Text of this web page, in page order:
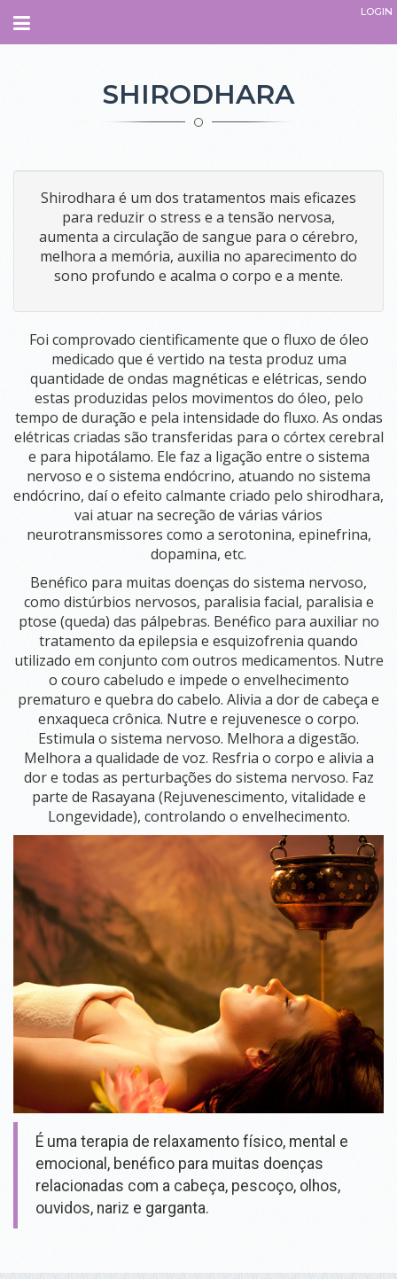
Navegação
LOGIN
PARCEIROS
EQUIPE
ADMINISTRATIVO
INSTRUTORES
PROFESSORES
COLABORADORES
COMO CHEGAR
CURSOS
&
EVENTOS
CURSOS DE FORMAÇÃO
RETIRO
UBATUBA
RETIRO ESPECIALIDADE E SAÚDE DA MULHER
RETIRO AUTOCUIDADO
RETIRO MENOPAUSA
RETIRO SAÚDE MENTAL
DETOX PARA MULHERES (PANCHAKARMA)
WORKSHOPS E OFICINAS
OFICINA PRESECIAL DE YOGATERAPIA HORMONAL
GESTAÇÃO EMPODERADA
CURSO BELEZA E AYURVEDA EM TODAS AS FASES DA VIDA
7 DIAS COM AYURVEDA
OFICINA CULINÁRIA AYURVÉDICA: LANCHINHOS DA
AGENDA CURSOS E EVENTOS
SALAS
SALA COMUM
SALA SHAKTI
SALA DEVI (TÉRREA)
SALA SARASWATI (PISO SUPERIOR)
SALA GANESHA (PISO SUPERIOR)
SALA PSICOLOGIA
LOJA
CONTATO
BEM-
ESTAR
VISUALIZAÇÃO SISTÊMICA
SHIRODHARA
Shirodhara é um dos tratamentos mais eficazes
para reduzir o stress e a tensão nervosa,
aumenta a circulação de sangue para o cérebro,
melhora a memória, auxilia no aparecimento do
sono profundo e acalma o corpo e a mente.
Foi comprovado cientificamente que o fluxo de óleo
medicado que é vertido na testa produz uma
quantidade de ondas magnéticas e elétricas, sendo
estas produzidas pelos movimentos do óleo, pelo
tempo de duração e pela intensidade do fluxo. As ondas
elétricas criadas são transferidas para o córtex cerebral
e para hipotálamo. Ele faz a ligação entre o sistema
nervoso e o sistema endócrino, atuando no sistema
endócrino, daí o efeito calmante criado pelo shirodhara,
vai atuar na secreção de várias vários
neurotransmissores como a serotonina, epinefrina,
dopamina, etc.
Benéfico para muitas doenças do sistema nervoso,
como distúrbios nervosos, paralisia facial, paralisia e
ptose (queda) das pálpebras. Benéfico para auxiliar no
tratamento da epilepsia e esquizofrenia quando
utilizado em conjunto com outros medicamentos. Nutre
o couro cabeludo e impede o envelhecimento
prematuro e quebra do cabelo. Alivia a dor de cabeça e
enxaqueca crônica. Nutre e rejuvenesce o corpo.
Estimula o sistema nervoso. Melhora a digestão.
Melhora a qualidade de voz. Resfria o corpo e alivia a
dor e todas as perturbações do sistema nervoso. Faz
parte de Rasayana (Rejuvenescimento, vitalidade e
Longevidade), controlando o envelhecimento.
É uma terapia de relaxamento físico, mental e
emocional, benéfico para muitas doenças
relacionadas com a cabeça, pescoço, olhos,
ouvidos, nariz e garganta.